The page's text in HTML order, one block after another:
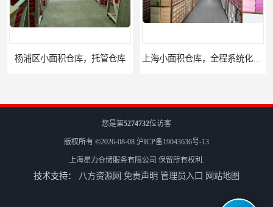
管仓库 上海小面积仓库，全程系统化管理
您是第5274732位访客
版权所有 ©2026-08-08 沪ICP备19043636号-13
上海星力仓储服务有限公司 保留所有权利.
技术支持： 八方资源网 免责声明 管理员入口 网站地图